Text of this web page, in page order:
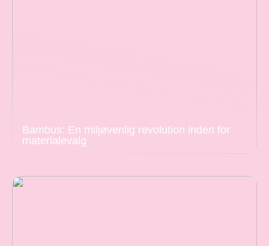
Bambus: En miljøvenlig revolution inden for
materialevalg